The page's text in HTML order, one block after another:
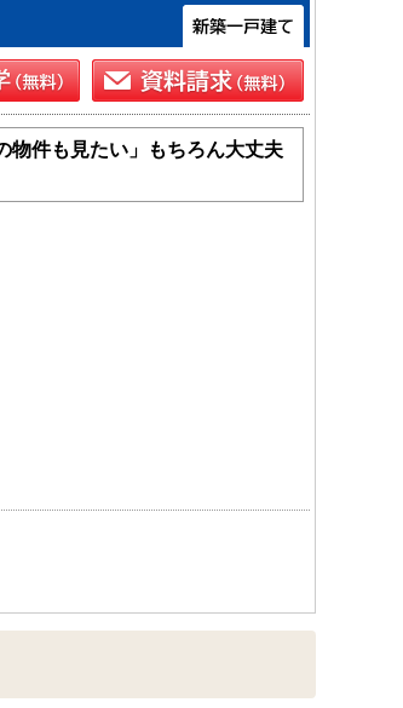
物件も見たい」もちろん大丈夫